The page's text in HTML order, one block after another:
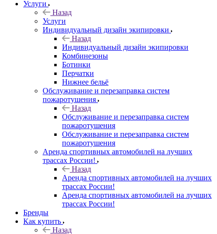
Услуги
Назад
Услуги
Индивидуальный дизайн экипировки
Назад
Индивидуальный дизайн экипировки
Комбинезоны
Ботинки
Перчатки
Нижнее бельё
Обслуживание и перезаправка систем
пожаротушения
Назад
Обслуживание и перезаправка систем
пожаротушения
Обслуживание и перезаправка систем
пожаротушения
Аренда спортивных автомобилей на лучших
трассах России!
Назад
Аренда спортивных автомобилей на лучших
трассах России!
Аренда спортивных автомобилей на лучших
трассах России!
Бренды
Как купить
Назад